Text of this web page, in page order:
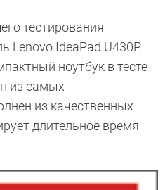
тестирования
Lenovo IdeaPad U430P.
ноутбук в тесте
из самых
из качественных
длительное время